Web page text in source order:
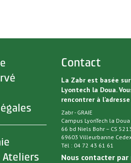
Ateliers
Contact
La Zabr est basée
Lyontech la Doua.
rencontrer à
Zabr - GRAIE
Campus LyonTech la Doua
66 bd Niels Bohr – CS
69603 Villeurbanne
Tél : 04 72 43 61 61
Nous contacter